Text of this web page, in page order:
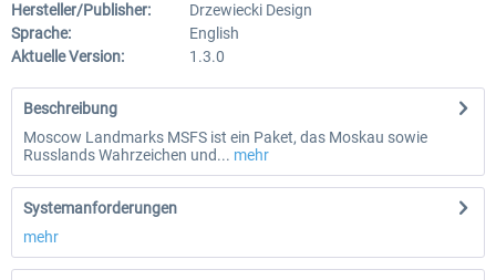
Hersteller/Publisher:
Drzewiecki Design
Sprache:
English
Aktuelle Version:
1.3.0
Beschreibung
Moscow Landmarks MSFS ist ein Paket, das Moskau sowie
Russlands Wahrzeichen und... mehr
Systemanforderungen
mehr